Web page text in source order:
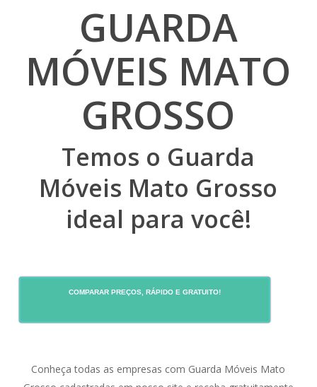
GUARDA
MÓVEIS MATO
GROSSO
Temos o Guarda
Móveis Mato Grosso
ideal para você!
COMPARAR PREÇOS, RÁPIDO E GRATUITO!
Conheça todas as empresas com Guarda Móveis Mato